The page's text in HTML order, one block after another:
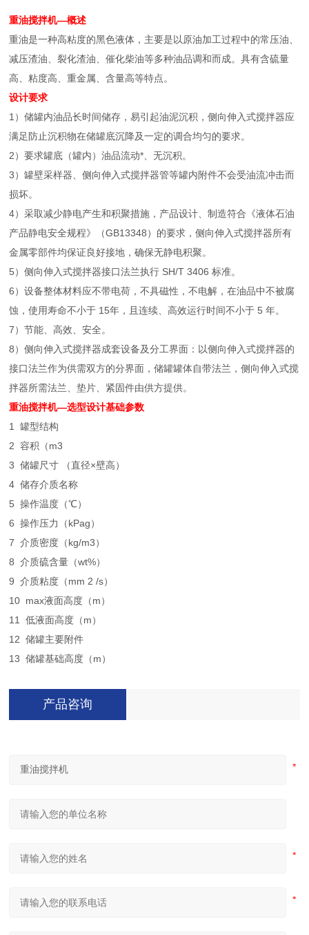
重油搅拌机—概述
重油是一种高粘度的黑色液体，主要是以原油加工过程中的常压油、
减压渣油、裂化渣油、催化柴油等多种油品调和而成。具有含硫量
高、粘度高、重金属、含量高等特点。
设计要求
1）储罐内油品长时间储存，易引起油泥沉积，侧向伸入式搅拌器应
满足防止沉积物在储罐底沉降及一定的调合均匀的要求。
2）要求罐底（罐内）油品流动*、无沉积。
3）罐壁采样器、侧向伸入式搅拌器管等罐内附件不会受油流冲击而
损坏。
4）采取减少静电产生和积聚措施，产品设计、制造符合《液体石油
产品静电安全规程》（GB13348）的要求，侧向伸入式搅拌器所有
金属零部件均保证良好接地，确保无静电积聚。
5）侧向伸入式搅拌器接口法兰执行 SH/T 3406 标准。
6）设备整体材料应不带电荷，不具磁性，不电解，在油品中不被腐
蚀，使用寿命不小于 15年，且连续、高效运行时间不小于 5 年。
7）节能、高效、安全。
8）侧向伸入式搅拌器成套设备及分工界面：以侧向伸入式搅拌器的
接口法兰作为供需双方的分界面，储罐罐体自带法兰，侧向伸入式搅
拌器所需法兰、垫片、紧固件由供方提供。
重油搅拌机—选型设计基础参数
1 罐型结构
2 容积（m3
3 储罐尺寸 （直径×壁高）
4 储存介质名称
5 操作温度（℃）
6 操作压力（kPag）
7 介质密度（kg/m3）
8 介质硫含量（wt%）
9 介质粘度（mm 2 /s）
10 max液面高度（m）
11 低液面高度（m）
12 储罐主要附件
13 储罐基础高度（m）
产品咨询